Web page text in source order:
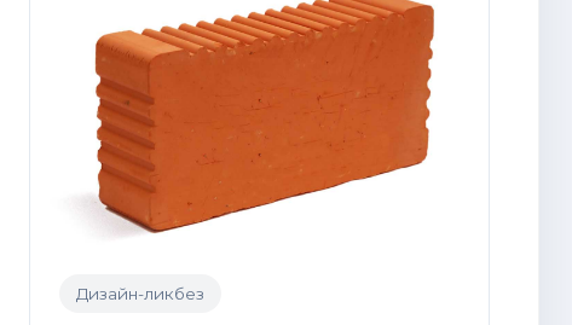
Дизайн-ликбез